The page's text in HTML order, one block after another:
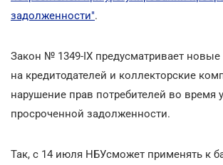
задолженности".
Закон № 1349-ІХ предусматривает
на кредитодателей и коллекторские
нарушение прав потребителей во время
просроченной задолженности.
Так, с 14 июля НБУсможет применять к